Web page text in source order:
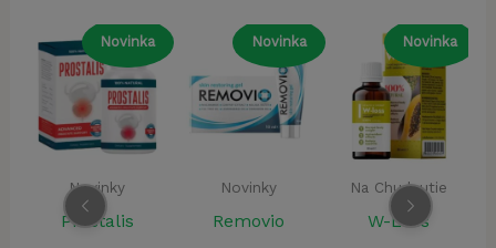
Novinka
Novinky
Removio
Novinka
Na Chudnutie
W-Loss
Novinka
Novinky
Uro UP Forte